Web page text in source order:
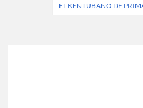
EL KENTUBANO DE